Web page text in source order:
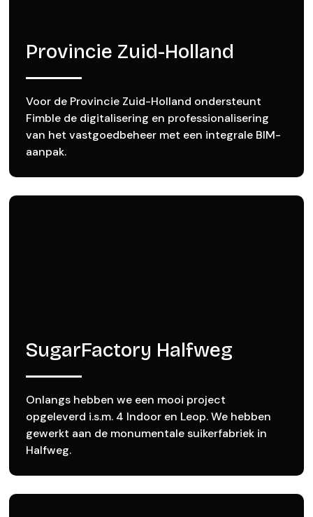
Provincie Zuid-Holland
Voor de Provincie Zuid-Holland ondersteunt
Fimble de digitalisering en professionalisering
van het vastgoedbeheer met een integrale BIM-
aanpak.
SugarFactory Halfweg
Onlangs hebben we een mooi project
opgeleverd i.s.m. 4 Indoor en Leop. We hebben
gewerkt aan de monumentale suikerfabriek in
Halfweg.